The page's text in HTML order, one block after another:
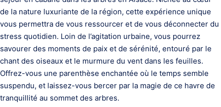
de la nature luxuriante de la région, cette expérience unique
vous permettra de vous ressourcer et de vous déconnecter du
stress quotidien. Loin de l’agitation urbaine, vous pourrez
savourer des moments de paix et de sérénité, entouré par le
chant des oiseaux et le murmure du vent dans les feuilles.
Offrez-vous une parenthèse enchantée où le temps semble
suspendu, et laissez-vous bercer par la magie de ce havre de
tranquillité au sommet des arbres.